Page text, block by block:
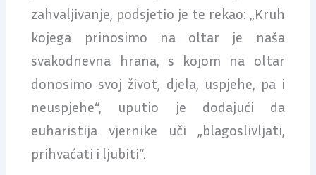
zahvaljivanje, podsjetio je te rekao: „Kruh
kojega prinosimo na oltar je naša
svakodnevna hrana, s kojom na oltar
donosimo svoj život, djela, uspjehe, pa i
neuspjehe“, uputio je dodajući da
euharistija vjernike uči „blagoslivljati,
prihvaćati i ljubiti“.